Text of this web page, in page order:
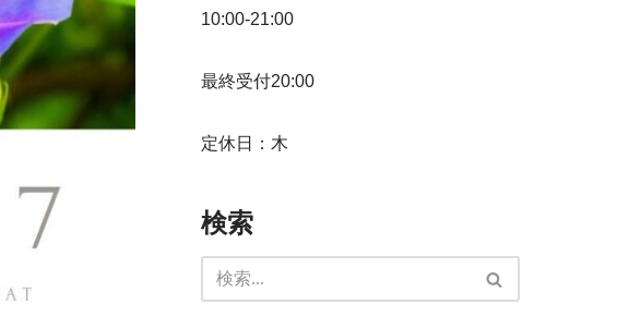
10:00-21:00
最終受付20:00
定休日：木
検索